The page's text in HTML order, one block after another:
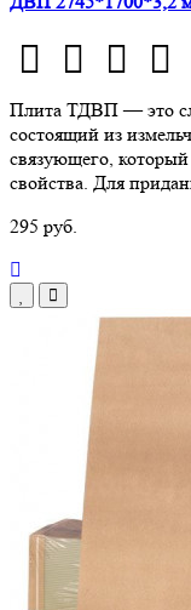
Плита ТДВП — это
состоящий из
связующего,
свойства. Для
295 руб.